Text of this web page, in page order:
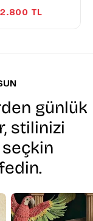
2.800 TL
günlük
stilinizi